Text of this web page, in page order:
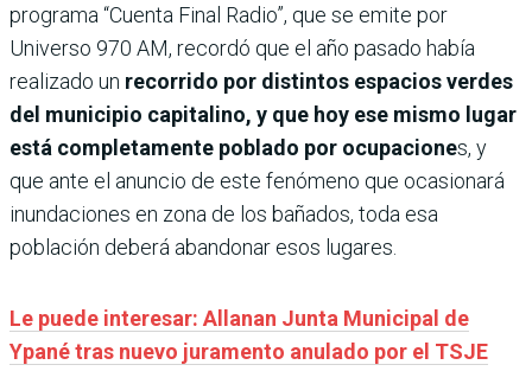
programa “Cuenta Final Radio”, que se emite por
Universo 970 AM, recordó que el año pasado había
realizado un recorrido por distintos espacios verdes
del municipio capitalino, y que hoy ese mismo lugar
está completamente poblado por ocupaciones, y
que ante el anuncio de este fenómeno que ocasionará
inundaciones en zona de los bañados, toda esa
población deberá abandonar esos lugares.
Le puede interesar: Allanan Junta Municipal de
Ypané tras nuevo juramento anulado por el TSJE